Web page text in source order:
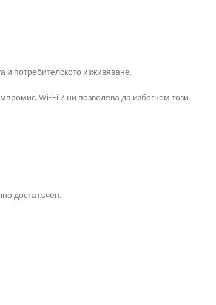
и потребителското изживяване.
Wi-Fi 7 ни позволява да избегнем този
достатъчен.